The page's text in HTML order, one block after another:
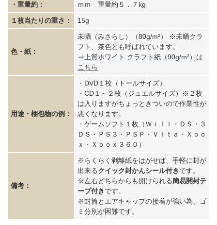
・重量約：
ｍｍ 重量約５．７kg
１枚当たりの重さ： 15g
色・紙：
未晒（みさらし）（80g/m²） ※未晒クラ
フト、茶色とも呼ばれています。
⇒上質ホワイト クラフト紙（90g/m²）は
こちら
用途・梱包物の例：
・DVD１枚（トールサイズ）
・CD１～２枚（ジュエルサイズ）※２枚
は入りますがちょっときついので作業性が
悪くなります。
・ゲームソフト１枚（Ｗｉｌｌ・ＤＳ・３
ＤＳ・ＰＳ３・ＰＳＰ・Ｖｉｔａ・Ｘｂｏ
ｘ・Ｘｂｏｘ３６０）
備考：
※らくらく剥離紙をはがせば、手軽に封が
出来るクイック封かんシール付きです。
※左右どちらからも開けられる簡易開封テ
ープ付きです。
※封筒とエアキャップの接着が強い為、ゴ
ミ分別が困難です。